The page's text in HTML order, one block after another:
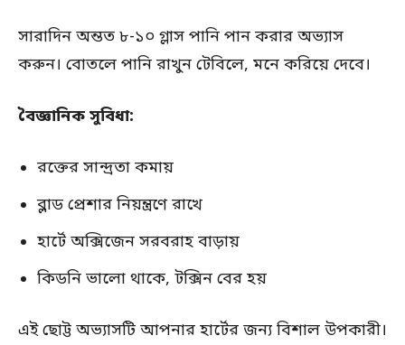
সারাদিন অন্তত ৮-১০ গ্লাস পানি পান করার অভ্যাস
করুন। বোতলে পানি রাখুন টেবিলে, মনে করিয়ে দেবে।
বৈজ্ঞানিক সুবিধা:
রক্তের সান্দ্রতা কমায়
ব্লাড প্রেশার নিয়ন্ত্রণে রাখে
হার্টে অক্সিজেন সরবরাহ বাড়ায়
কিডনি ভালো থাকে, টক্সিন বের হয়
এই ছোট্ট অভ্যাসটি আপনার হার্টের জন্য বিশাল উপকারী।